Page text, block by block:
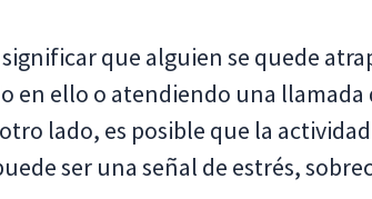
que alguien se quede
en ello o atendiendo una llamada
lado, es posible que la
ser una señal de estrés,